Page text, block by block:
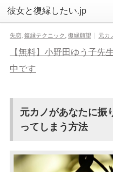
失恋, 復縁テクニック , 復縁願望 元カ
【無料】小野田ゆう子先
中です
元カノがあなたに振
ってしまう方法